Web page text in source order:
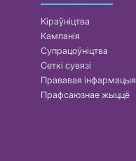
Кіраўніцтва
Кампанія
Супрацоўніцтва
Сеткі сувязі
Прававая інфармацыя
Прафсаюзнае жыццё